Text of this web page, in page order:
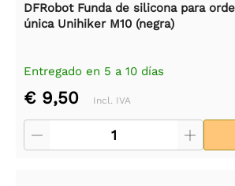
DFRobot Funda de silicona para
única Unihiker M10 (negra)
Entregado en 5 a 10 días
€ 9,50 Incl. IVA